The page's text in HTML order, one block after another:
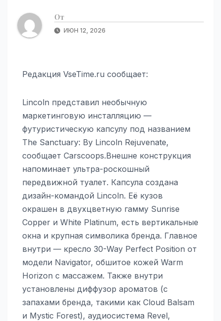
От
ИЮН 12, 2026
Редакция VseTime.ru сообщает:
Lincoln представил необычную
маркетинговую инсталляцию —
футуристическую капсулу под названием
The Sanctuary: By Lincoln Rejuvenate,
сообщает Carscoops.Внешне конструкция
напоминает ультра-роскошный
передвижной туалет. Капсула создана
дизайн-командой Lincoln. Её кузов
окрашен в двухцветную гамму Sunrise
Copper и White Platinum, есть вертикальные
окна и крупная символика бренда. Главное
внутри — кресло 30-Way Perfect Position от
модели Navigator, обшитое кожей Warm
Horizon с массажем. Также внутри
установлены диффузор ароматов (с
запахами бренда, такими как Cloud Balsam
и Mystic Forest), аудиосистема Revel,